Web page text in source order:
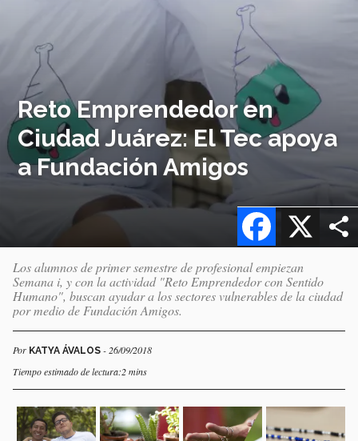
Reto Emprendedor en
Ciudad Juárez: El Tec apoya
a Fundación Amigos
X
Facebook
Los alumnos de primer semestre de profesional empiezan
Semana i, y con la actividad "Reto Emprendedor con Sentido
Humano", buscan ayudar a los sectores vulnerables de la ciudad
por medio de Fundación Amigos.
Por KATYA ÁVALOS - 26/09/2018
Tiempo estimado de lectura:2 mins